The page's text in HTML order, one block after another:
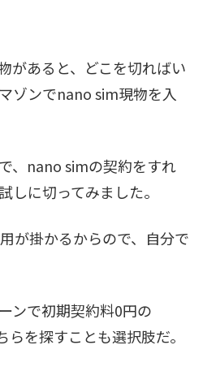
があると、どこを切ればい
ゾンでnano sim現物を入
、nano simの契約をすれ
しに切ってみました。
が掛かるからので、自分で
ンで初期契約料0円の
らを探すことも選択肢だ。